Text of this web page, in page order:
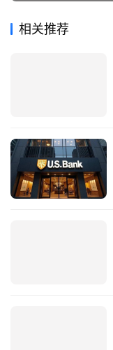
相关推荐